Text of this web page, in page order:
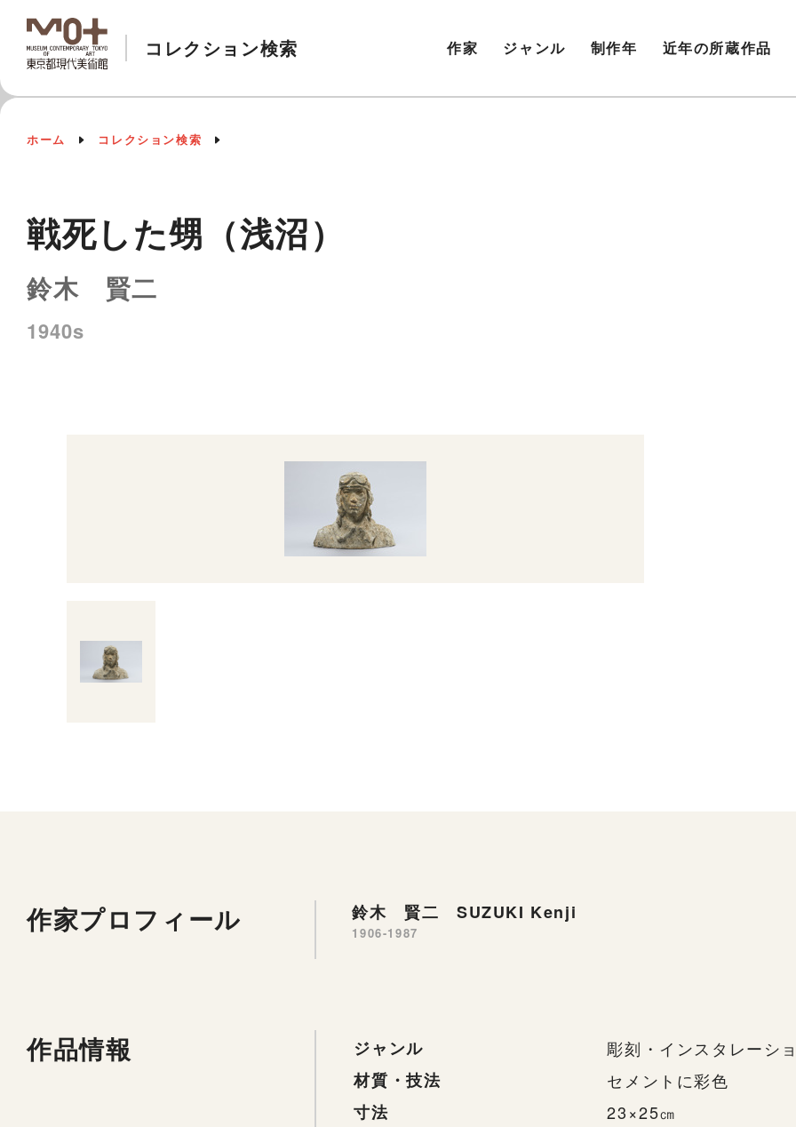
コレクション検索 作家 ジャンル 制作年 近年の所蔵作品
ホーム コレクション検索
戦死した甥（浅沼）
鈴木 賢二
1940s
作家プロフィール 鈴木 賢二 SUZUKI Kenji
1906-1987
作品情報 ジャンル
彫刻・インスタレーシ
材質・技法
セメントに彩色
寸法
23×25㎝